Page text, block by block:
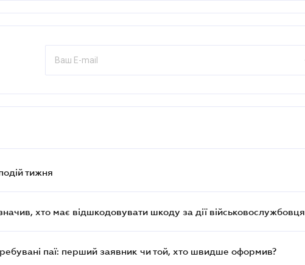
тижня
хто має відшкодовувати шкоду за дії військовослужбовця
паї: перший заявник чи той, хто швидше оформив?